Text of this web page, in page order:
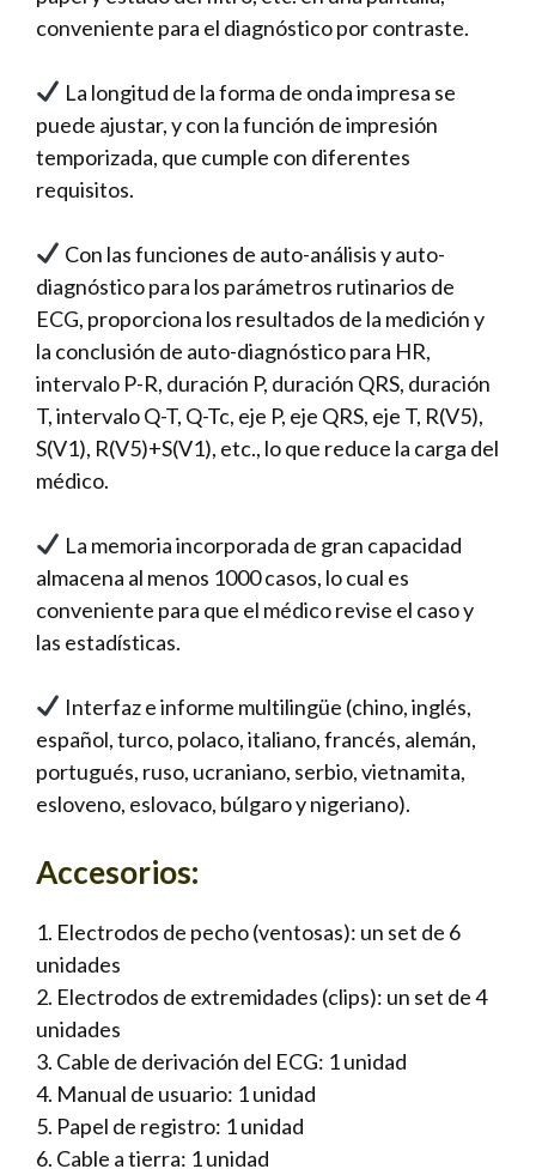
conveniente para el diagnóstico por contraste.
La longitud de la forma de onda impresa se
puede ajustar, y con la función de impresión
temporizada, que cumple con diferentes
requisitos.
Con las funciones de auto-análisis y auto-
diagnóstico para los parámetros rutinarios de
ECG, proporciona los resultados de la medición y
la conclusión de auto-diagnóstico para HR,
intervalo P-R, duración P, duración QRS, duración
T, intervalo Q-T, Q-Tc, eje P, eje QRS, eje T, R(V5),
S(V1), R(V5)+S(V1), etc., lo que reduce la carga del
médico.
La memoria incorporada de gran capacidad
almacena al menos 1000 casos, lo cual es
conveniente para que el médico revise el caso y
las estadísticas.
Interfaz e informe multilingüe (chino, inglés,
español, turco, polaco, italiano, francés, alemán,
portugués, ruso, ucraniano, serbio, vietnamita,
esloveno, eslovaco, búlgaro y nigeriano).
Accesorios:
1. Electrodos de pecho (ventosas): un set de 6
unidades
2. Electrodos de extremidades (clips): un set de 4
unidades
3. Cable de derivación del ECG: 1 unidad
4. Manual de usuario: 1 unidad
5. Papel de registro: 1 unidad
6. Cable a tierra: 1 unidad